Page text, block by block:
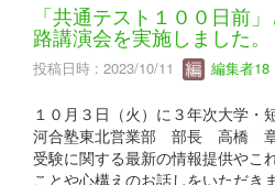
「共通テスト１００日前
路講演会を実施しました。
投稿日時 : 2023/10/11 編集者18
１０月３日（火）に３年次大学・
河合塾東北営業部 部長 高橋
受験に関する最新の情報提供やこ
ことや心構えのお話しをいただき